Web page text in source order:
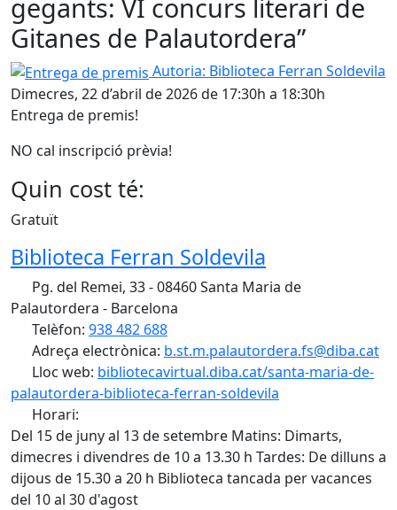
gegants: VI concurs literari de
Gitanes de Palautordera”
Entrega de premis
Autoria: Biblioteca Ferran Soldevila
Dimecres, 22 d’abril de 2026 de 17:30h a 18:30h
Entrega de premis!
NO cal inscripció prèvia!
Quin cost té:
Gratuït
Biblioteca Ferran Soldevila
Pg. del Remei, 33 - 08460 Santa Maria de
Palautordera - Barcelona
Telèfon: 938 482 688
Adreça electrònica: b.st.m.palautordera.fs@diba.cat
Lloc web: bibliotecavirtual.diba.cat/santa-maria-de-
palautordera-biblioteca-ferran-soldevila
Horari:
Del 15 de juny al 13 de setembre Matins: Dimarts,
dimecres i divendres de 10 a 13.30 h Tardes: De dilluns a
dijous de 15.30 a 20 h Biblioteca tancada per vacances
del 10 al 30 d'agost